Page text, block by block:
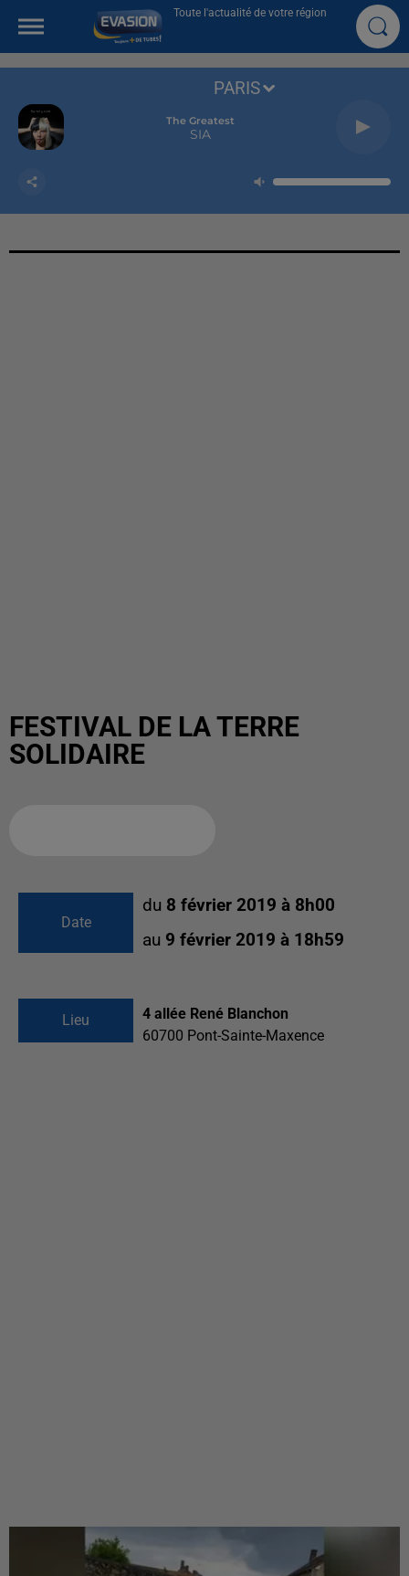
Toute l'actualité de votre région
The Greatest
SIA
PARIS
FESTIVAL DE LA TERRE
SOLIDAIRE
Date
du 8 février 2019 à 8h00
au 9 février 2019 à 18h59
Lieu
4 allée René Blanchon
60700 Pont-Sainte-Maxence